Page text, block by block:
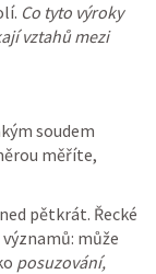
Co tyto výroky
vztahů mezi
soudem
měříte,
pětkrát. Řecké
může
posuzování,